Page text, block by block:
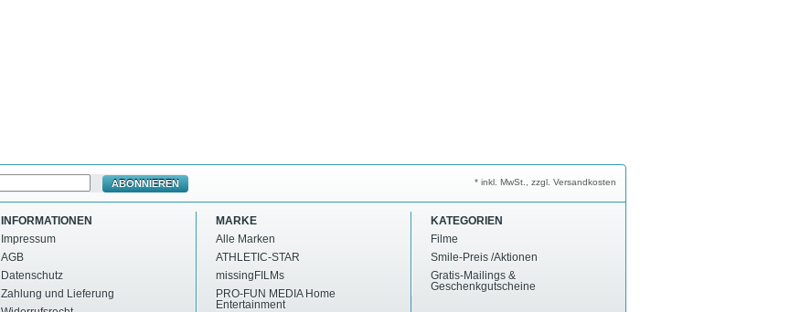
ABONNIEREN * inkl. MwSt., zzgl. Versandkosten
INFORMATIONEN
Impressum
AGB
Datenschutz
Zahlung und Lieferung
MARKE
Alle Marken
ATHLETIC-STAR
missingFILMs
PRO-FUN MEDIA Home
Entertainment
KATEGORIEN
Filme
Smile-Preis /Aktionen
Gratis-Mailings &
Geschenkgutscheine